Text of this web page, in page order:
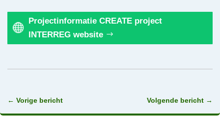
Projectinformatie CREATE project
INTERREG website
← Vorige bericht Volgende bericht →